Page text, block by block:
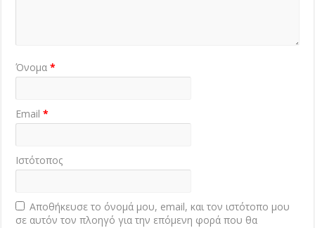
Όνομα*
Email*
Ιστότοπος
Αποθήκευσε το όνομά μου, email, και τον ιστότοπο μου
σε αυτόν τον πλοηγό για την επόμενη φορά που θα